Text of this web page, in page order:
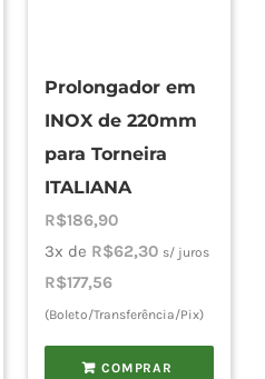
Prolongador em
INOX de 220mm
para Torneira
ITALIANA
R$186,90
3x de R$62,30 s/ juros
R$177,56
(Boleto/Transferência/Pix)
COMPRAR